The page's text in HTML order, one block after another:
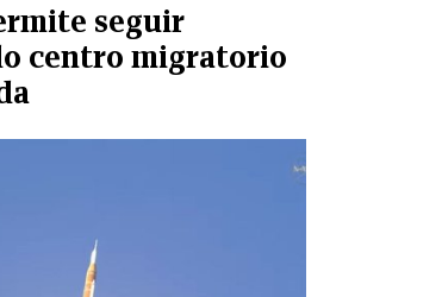
seguir
centro migratorio